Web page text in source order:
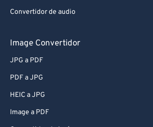
Convertidor de audio
Image Convertidor
JPG a PDF
PDF a JPG
HEIC a JPG
Image a PDF